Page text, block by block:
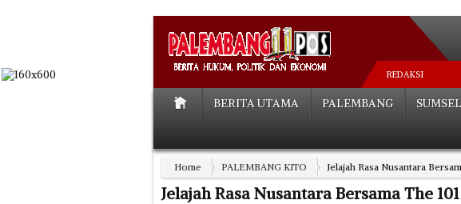
REDAKSI
BERITA UTAMA PALEMBANG SUMSEL
Home PALEMBANG KITO Jelajah Rasa Nusantara
Jelajah Rasa Nusantara Bersama The 101